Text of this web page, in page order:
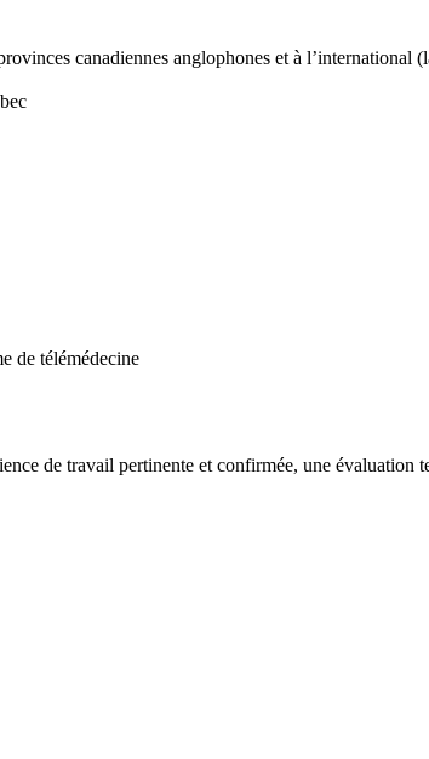
canadiennes anglophones et à l’international
de télémédecine
de travail pertinente et confirmée, une évaluation